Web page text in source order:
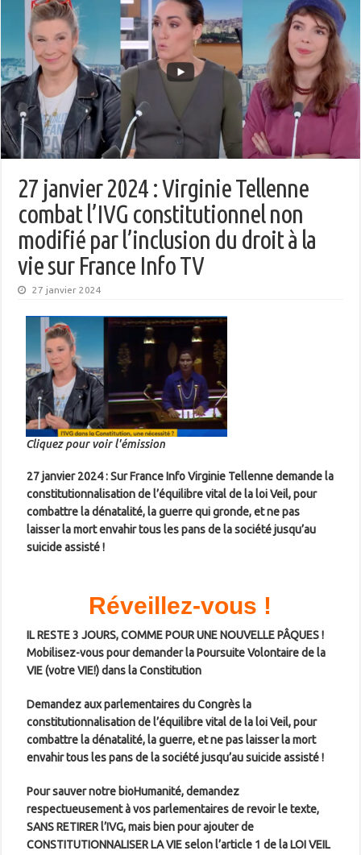
27 janvier 2024 : Virginie Tellenne
combat l’IVG constitutionnel non
modifié par l’inclusion du droit à la
vie sur France Info TV
27 janvier 2024
Cliquez pour voir l'émission
27 janvier 2024 : Sur France Info Virginie Tellenne demande la
constitutionnalisation de l’équilibre vital de la loi Veil,pour
combattre la dénatalité, la guerre qui gronde, et ne pas
laisser la mort envahir tous les pans de la société jusqu’au
suicide assisté !
Réveillez-vous !
IL RESTE 3 JOURS, COMME POUR UNE NOUVELLE PÂQUES !
Mobilisez-vous pour demander la Poursuite Volontaire de la
VIE (votre VIE!) dans la Constitution
Demandez aux parlementaires du Congrès la
constitutionnalisation de l’équilibre vital de la loi Veil, pour
combattre la dénatalité, la guerre, et ne pas laisser la mort
envahir tous les pans de la société jusqu’au suicide assisté !
Pour sauver notre bioHumanité, demandez
respectueusement à vos parlementaires de revoir le texte,
SANS RETIRER l’IVG, mais bien pour ajouter de
CONSTITUTIONNALISER LA VIE selon l’article 1 de la LOI VEIL